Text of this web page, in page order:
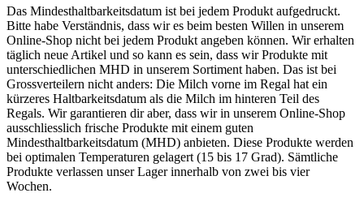
Das Mindesthaltbarkeitsdatum ist bei jedem Produkt aufgedruckt.
Bitte habe Verständnis, dass wir es beim besten Willen in unserem
Online-Shop nicht bei jedem Produkt angeben können. Wir erhalten
täglich neue Artikel und so kann es sein, dass wir Produkte mit
unterschiedlichen MHD in unserem Sortiment haben. Das ist bei
Grossverteilern nicht anders: Die Milch vorne im Regal hat ein
kürzeres Haltbarkeitsdatum als die Milch im hinteren Teil des
Regals. Wir garantieren dir aber, dass wir in unserem Online-Shop
ausschliesslich frische Produkte mit einem guten
Mindesthaltbarkeitsdatum (MHD) anbieten. Diese Produkte werden
bei optimalen Temperaturen gelagert (15 bis 17 Grad). Sämtliche
Produkte verlassen unser Lager innerhalb von zwei bis vier
Wochen.